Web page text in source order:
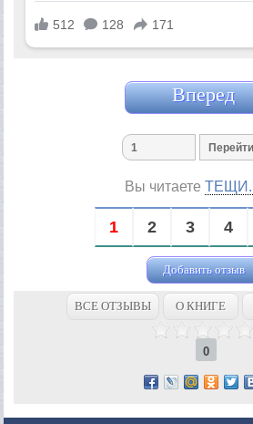
Вперед
Вы читаете
1 2 3 4
Добавить отзыв
ВСЕ ОТЗЫВЫ О КНИГЕ
0